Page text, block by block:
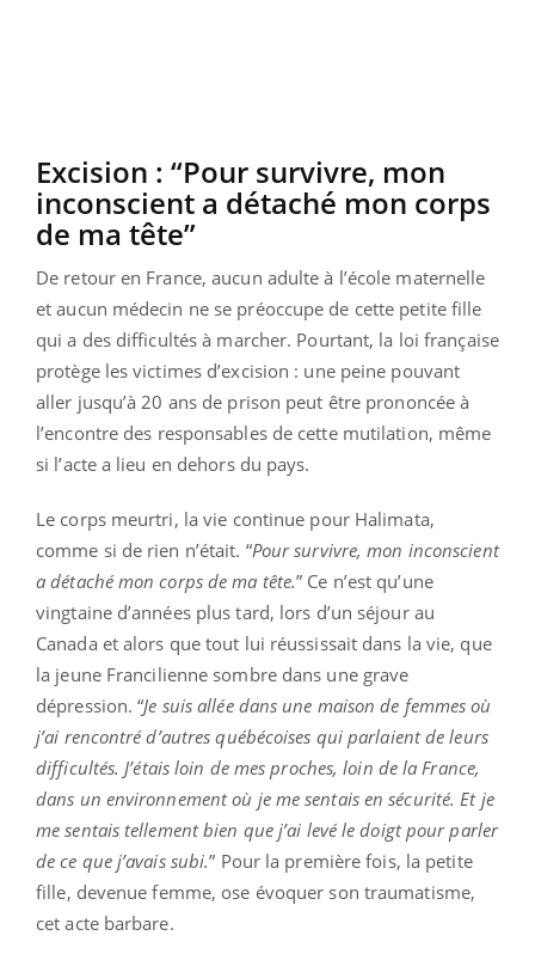
Excision : “Pour survivre, mon
inconscient a détaché mon corps
de ma tête”
De retour en France, aucun adulte à l’école maternelle
et aucun médecin ne se préoccupe de cette petite fille
qui a des difficultés à marcher. Pourtant, la loi française
protège les victimes d’excision : une peine pouvant
aller jusqu’à 20 ans de prison peut être prononcée à
l’encontre des responsables de cette mutilation, même
si l’acte a lieu en dehors du pays.
Le corps meurtri, la vie continue pour Halimata,
comme si de rien n’était. “Pour survivre, mon inconscient
a détaché mon corps de ma tête.” Ce n’est qu’une
vingtaine d’années plus tard, lors d’un séjour au
Canada et alors que tout lui réussissait dans la vie, que
la jeune Francilienne sombre dans une grave
dépression. “Je suis allée dans une maison de femmes où
j’ai rencontré d’autres québécoises qui parlaient de leurs
difficultés. J’étais loin de mes proches, loin de la France,
dans un environnement où je me sentais en sécurité. Et je
me sentais tellement bien que j’ai levé le doigt pour parler
de ce que j’avais subi.” Pour la première fois, la petite
fille, devenue femme, ose évoquer son traumatisme,
cet acte barbare.